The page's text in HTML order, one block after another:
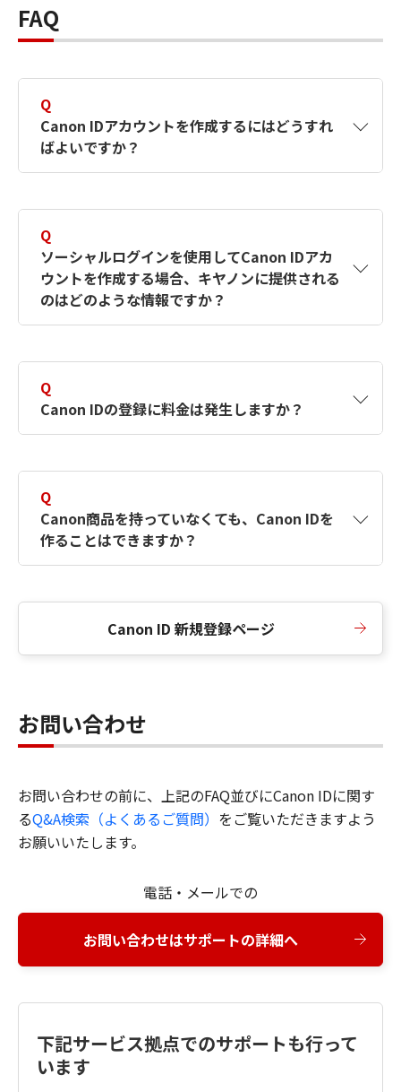
FAQ
Q
Canon IDアカウントを作成するにはどうすれ
ばよいですか？
す。詳しい作成方法は【カメラ】Canon IDとは
何ですか？Canon IDの作成方法は？をご確認く
ださい。
Q
ソーシャルログインを使用してCanon IDアカ
ウントを作成する場合、キヤノンに提供される
のはどのような情報ですか？
択したサービスから取得します。アカウントを
簡単に作成できるように、この情報を使用して
Canon IDの登録フォームを入力します。
Q
Canon IDの登録に料金は発生しますか？
Q
Canon商品を持っていなくても、Canon IDを
作ることはできますか？
Canon ID 新規登録ページ
お問い合わせ
お問い合わせの前に、上記のFAQ並びにCanon IDに関す
るQ&A検索（よくあるご質問） をご覧いただきますよう
お願いいたします。
電話・メールでの
お問い合わせはサポートの詳細へ
下記サービス拠点でのサポートも行って
います